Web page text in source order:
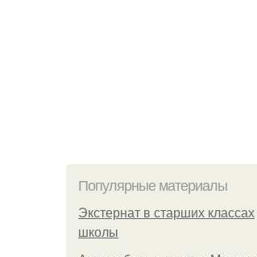
Популярные материалы
Экстернат в старших классах
школы